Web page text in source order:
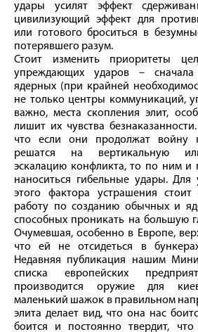
удары усилят эффект
цивилизующий эффект для
или готового броситься в
потерявшего разум.
Стоит изменить приоритеты
упреждающих ударов –
ядерных (при крайней
не только центры коммуникаций,
важно, места скопления элит,
лишит их чувства
что если они продолжат войну
решатся на вертикальную
эскалацию конфликта, то по ним и
наноситься гибельные удары. Для
этого фактора устрашения стоит
работу по созданию обычных и
способных проникать на большую
Очумевшая, особенно в Европе,
что ей не отсидеться в
Недавняя публикация нашим
списка европейских
производится оружие для
маленький шажок в правильном
элита делает вид, что она нас
боится и постоянно твердит,